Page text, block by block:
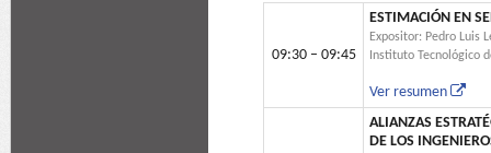
09:30 – 09:45
ESTIMACIÓN EN
Expositor: Pedro Luis
Instituto Tecnológico
Ver resumen
ALIANZAS
DE LOS